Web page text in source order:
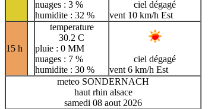
nuages : 3 %
humidite : 32 %
ciel dégagé
vent 10 km/h Est
15 h
temperature
30.2 C
pluie : 0 MM
nuages : 7 %
humidite : 30 %
ciel dégagé
vent 6 km/h Est
meteo SONDERNACH
haut rhin alsace
samedi 08 aout 2026